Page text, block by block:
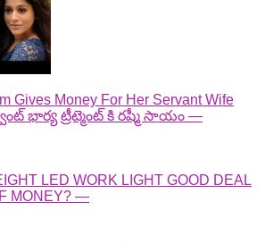
Gives Money For Her Servant Wife
భార్య ట్రీట్మెంట్ కి రష్మీ సాయం —
LED WORK LIGHT GOOD DEAL
MONEY? —